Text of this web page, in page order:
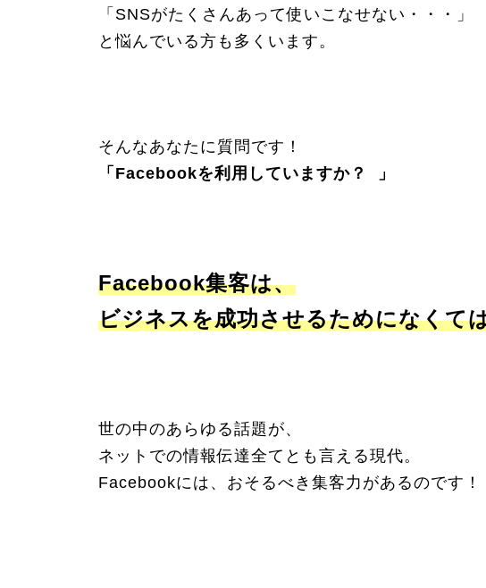
「SNSがたくさんあって使いこなせない・・・」
と悩んでいる方も多くいます。
そんなあなたに質問です！
「Facebookを利用していますか？ 」
Facebook集客は、
ビジネスを成功させるためになくて
世の中のあらゆる話題が、
ネットでの情報伝達全てとも言える現代。
Facebookには、おそるべき集客力があるのです！